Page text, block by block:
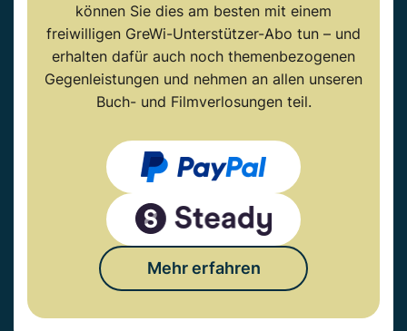
können Sie dies am besten mit einem
freiwilligen GreWi-Unterstützer-Abo tun – und
erhalten dafür auch noch themenbezogenen
Gegenleistungen und nehmen an allen unseren
Buch- und Filmverlosungen teil.
Mehr erfahren